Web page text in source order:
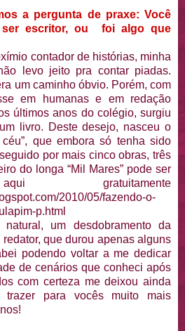
a pergunta de praxe: Você
ser escritor, ou foi algo que
contador de histórias, minha
levo jeito pra contar piadas.
um caminho óbvio. Porém, com
em humanas e em redação
últimos anos do colégio, surgiu
livro. Deste desejo, nasceu o
que embora só tenha sido
por mais cinco obras, três
do longa “Mil Mares” pode ser
gratuitamente
2010/05/fazendo-o-
p.html
um desdobramento da
que durou apenas alguns
podendo voltar a me dedicar
de cenários que conheci após
com certeza me deixou ainda
trazer para vocês muito mais